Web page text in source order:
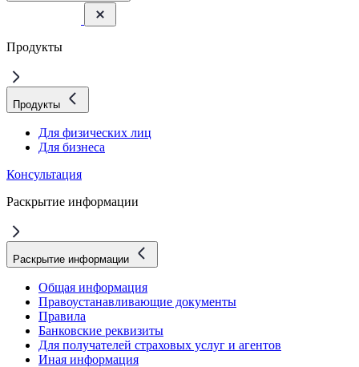
Продукты
Продукты
Для физических лиц
Для бизнеса
Консультация
Раскрытие информации
Раскрытие информации
Общая информация
Правоустанавливающие документы
Правила
Банковские реквизиты
Для получателей страховых услуг и агентов
Иная информация